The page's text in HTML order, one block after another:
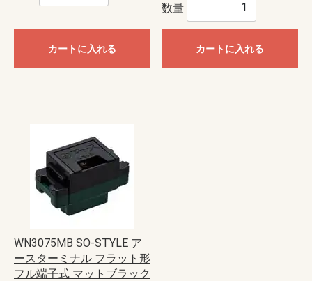
カートに入れる
数量
カートに入れる
WN3075MB SO-STYLE ア
ースターミナル フラット形
フル端子式 マットブラック